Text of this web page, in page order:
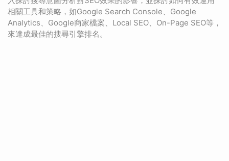
相關工具和策略，如Google Search Console、Google
Analytics、Google商家檔案、Local SEO、On-Page SEO等，
來達成最佳的搜尋引擎排名。